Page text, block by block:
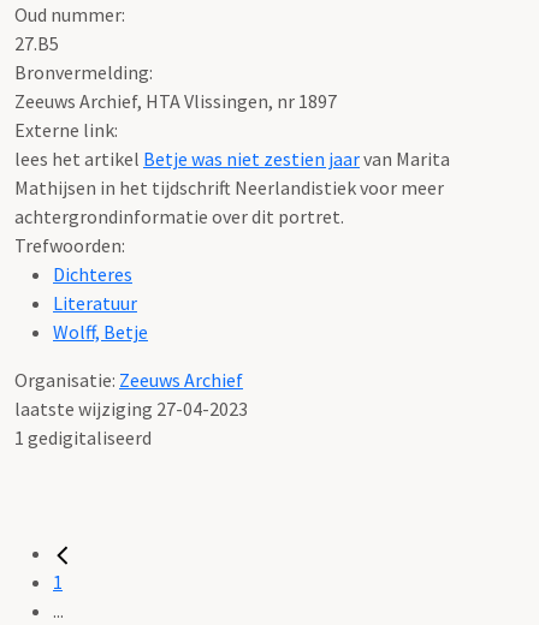
Oud nummer:
27.B5
Bronvermelding:
Zeeuws Archief, HTA Vlissingen, nr 1897
Externe link:
lees het artikel Betje was niet zestien jaarvan Marita
Mathijsen in het tijdschrift Neerlandistiek voor meer
achtergrondinformatie over dit portret.
Trefwoorden:
Dichteres
Literatuur
Wolff, Betje
Organisatie: Zeeuws Archief
laatste wijziging 27-04-2023
1 gedigitaliseerd
1
...